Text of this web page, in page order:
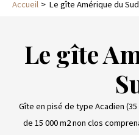
Accueil Le gîte Amérique du Sud
Le gîte
Gîte en pisé de type Acadien
de 15 000 m2 non clos